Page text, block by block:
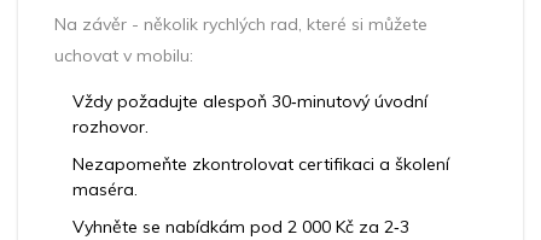
Na závěr - několik rychlých rad, které si můžete
uchovat v mobilu:
Vždy požadujte alespoň 30‑minutový úvodní
rozhovor.
Nezapomeňte zkontrolovat certifikaci a školení
maséra.
Vyhněte se nabídkám pod 2 000 Kč za 2‑3